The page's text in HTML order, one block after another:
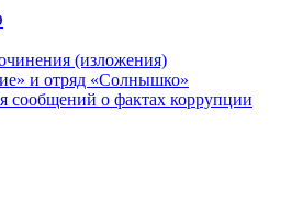
(изложения)
и отряд «Солнышко»
сообщений о фактах коррупции